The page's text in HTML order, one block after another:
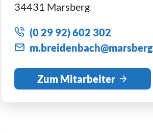
34431 Marsberg
(0 29 92) 602 302
m br d nb ch m rsb rg
Zum Mitarbeiter